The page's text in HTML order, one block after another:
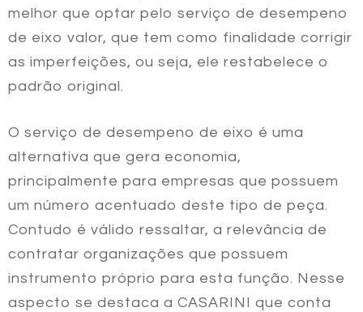
melhor que optar pelo serviço de desempeno
de eixo valor, que tem como finalidade corrigir
as imperfeições, ou seja, ele restabelece o
padrão original.
O serviço de desempeno de eixo é uma
alternativa que gera economia,
principalmente para empresas que possuem
um número acentuado deste tipo de peça.
Contudo é válido ressaltar, a relevância de
contratar organizações que possuem
instrumento próprio para esta função. Nesse
aspecto se destaca a CASARINI que conta